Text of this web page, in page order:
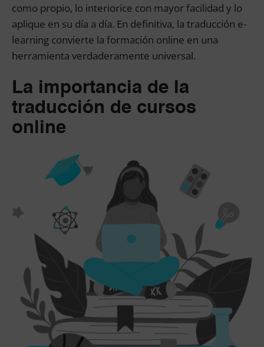
como propio, lo interiorice con mayor facilidad y lo
aplique en su día a día. En definitiva, la traducción e-
learning convierte la formación online en una
herramienta verdaderamente universal.
La importancia de la
traducción de cursos
online